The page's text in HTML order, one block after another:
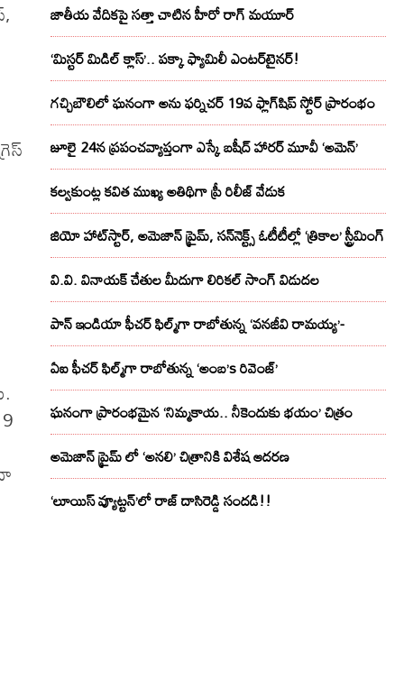
జాతీయ వేదికపై సత్తా చాటిన హీరో రాగ్ మయూర్‌
‘మిస్టర్ మిడిల్ క్లాస్’.. పక్కా ఫ్యామిలీ ఎంటర్‌టైనర్!
గచ్చిబౌలిలో ఘనంగా అను ఫర్నిచర్ 19వ ఫ్లాగ్‌షిప్ స్టోర్ ప్రారంభం
జూలై 24న ప్రపంచవ్యాప్తంగా ఎస్కే బషీద్‌ హారర్ మూవీ ‘అమెన్’
కల్వకుంట్ల కవిత ముఖ్య అతిథిగా ప్రీ రిలీజ్ వేడుక
జియో హాట్‌స్టార్, అమెజాన్ ప్రైమ్, సన్‌నెక్ట్స్ ఓటీటీల్లో ‘త్రికాల’ స్ట్రీమింగ్
వి.వి. వినాయక్ చేతుల మీదుగా లిరికల్ సాంగ్ విడుదల
పాన్ ఇండియా ఫీచర్ ఫిల్మ్‌గా రాబోతున్న ‘వనజీవి రామయ్య’-
ఏఐ ఫీచర్ ఫిల్మ్‌గా రాబోతున్న ‘అంబ’s రివెంజ్’
ఘనంగా ప్రారంభమైన ‘నిమ్మకాయ.. నీకెందుకు భయం’ చిత్రం
అమెజాన్ ప్రైమ్ లో ‘అనలి’ చిత్రానికి విశేష ఆదరణ
‘లూయిస్ వ్యూట్టన్’లో రాజ్ దాసిరెడ్డి సందడి!!